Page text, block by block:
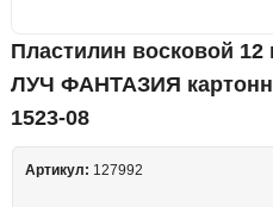
Пластилин восковой 12
ЛУЧ ФАНТАЗИЯ
1523-08
Артикул: 127992